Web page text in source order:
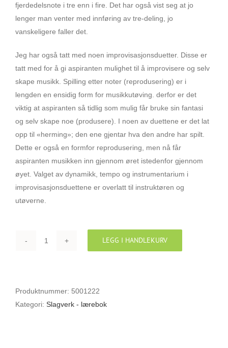
fjerdedelsnote i tre enn i fire. Det har også vist seg at jo
lenger man venter med innføring av tre-deling, jo
vanskeligere faller det.
Jeg har også tatt med noen improvisasjonsduetter. Disse er
tatt med for å gi aspiranten mulighet til å improvisere og selv
skape musikk. Spilling etter noter (reprodusering) er i
lengden en ensidig form for musikkutøving. derfor er det
viktig at aspiranten så tidlig som mulig får bruke sin fantasi
og selv skape noe (produsere). I noen av duettene er det lat
opp til «herming»; den ene gjentar hva den andre har spilt.
Dette er også en formfor reprodusering, men nå får
aspiranten musikken inn gjennom øret istedenfor gjennom
øyet. Valget av dynamikk, tempo og instrumentarium i
improvisasjonsduettene er overlatt til instruktøren og
utøverne.
LEGG I HANDLEKURV
Produktnummer: 5001222
Kategori: Slagverk - lærebok